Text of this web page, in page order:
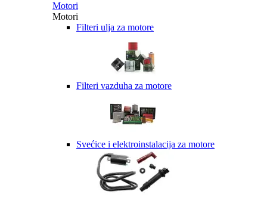
Motori
Motori
Filteri ulja za motore
Filteri vazduha za motore
Svećice i elektroinstalacija za motore